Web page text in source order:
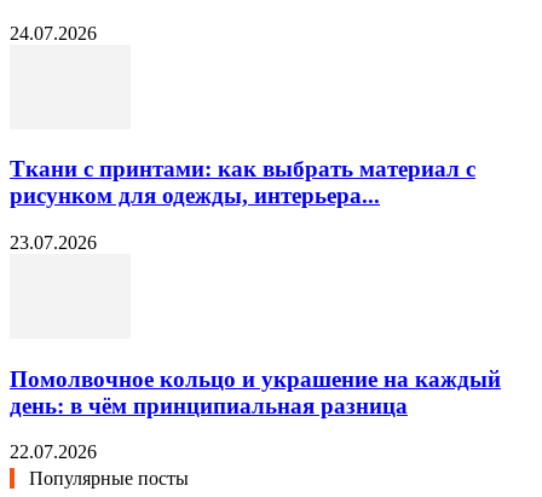
24.07.2026
Ткани с принтами: как выбрать материал с
рисунком для одежды, интерьера...
23.07.2026
Помолвочное кольцо и украшение на каждый
день: в чём принципиальная разница
22.07.2026
Популярные посты